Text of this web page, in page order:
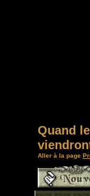
Quand
Aller à la page